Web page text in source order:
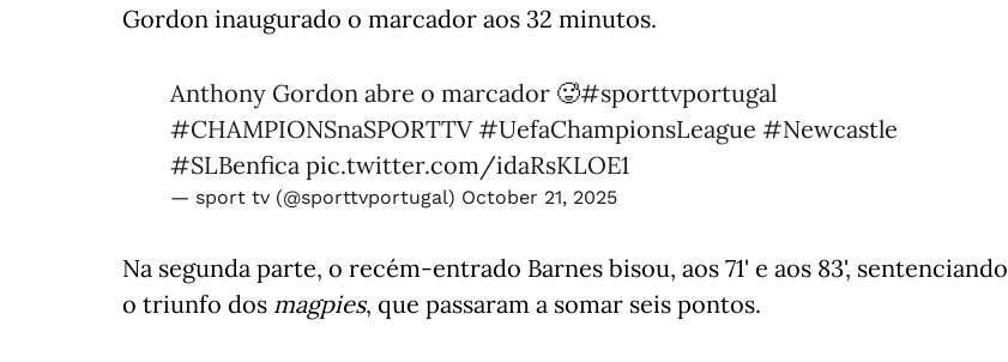
Gordon inaugurado o marcador aos 32 minutos.
Anthony Gordon abre o marcador 🥵#sporttvportugal
#CHAMPIONSnaSPORTTV #UefaChampionsLeague #Newcastle
#SLBenfica pic.twitter.com/idaRsKLOE1
— sport tv (@sporttvportugal) October 21, 2025
Na segunda parte, o recém-entrado Barnes bisou, aos 71' e aos 83', sentenciando
o triunfo dos magpies, que passaram a somar seis pontos.